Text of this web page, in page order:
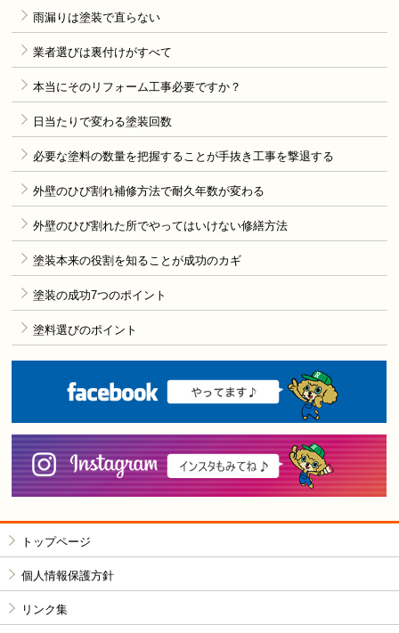
雨漏りは塗装で直らない
業者選びは裏付けがすべて
本当にそのリフォーム工事必要ですか？
日当たりで変わる塗装回数
必要な塗料の数量を把握することが手抜き工事を撃退する
外壁のひび割れ補修方法で耐久年数が変わる
外壁のひび割れた所でやってはいけない修繕方法
塗装本来の役割を知ることが成功のカギ
塗装の成功7つのポイント
塗料選びのポイント
トップページ
個人情報保護方針
リンク集